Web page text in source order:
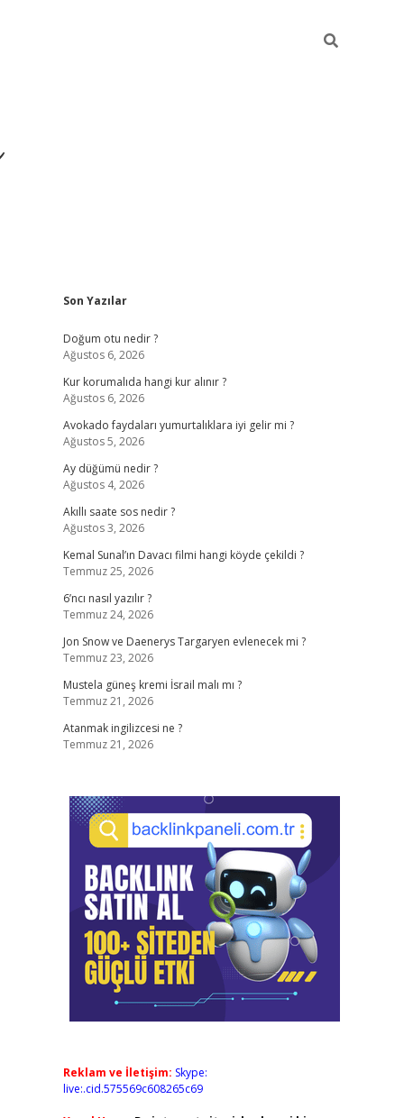
Sidebar
Son Yazılar
Doğum otu nedir ?
Ağustos 6, 2026
Kur korumalıda hangi kur alınır ?
Ağustos 6, 2026
Avokado faydaları yumurtalıklara iyi gelir mi ?
Ağustos 5, 2026
Ay düğümü nedir ?
Ağustos 4, 2026
Akıllı saate sos nedir ?
Ağustos 3, 2026
Kemal Sunal’ın Davacı filmi hangi köyde çekildi ?
Temmuz 25, 2026
6’ncı nasıl yazılır ?
Temmuz 24, 2026
Jon Snow ve Daenerys Targaryen evlenecek mi ?
Temmuz 23, 2026
Mustela güneş kremi İsrail malı mı ?
Temmuz 21, 2026
Atanmak ingilizcesi ne ?
Temmuz 21, 2026
Reklam ve İletişim: Skype:
live:.cid.575569c608265c69
betcivdcasino giriş